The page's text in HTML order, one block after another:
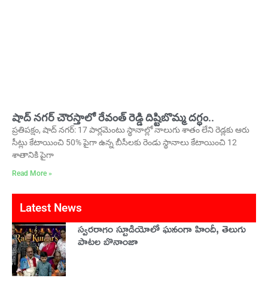
షాద్ నగర్ చౌరస్తాలో రేవంత్ రెడ్డి దిష్టిబొమ్మ దగ్ధం..
ప్రతిపక్షం, షాద్ నగర్: 17 పార్లమెంటు స్థానాల్లో నాలుగు శాతం లేని రెడ్లకు ఆరు
సీట్లు కేటాయించి 50% పైగా ఉన్న బీసీలకు రెండు స్థానాలు కేటాయించి 12
శాతానికి పైగా
Read More »
Latest News
స్వరరాగం స్టూడియోలో ఘనంగా హిందీ, తెలుగు
పాటల బొనాంజా